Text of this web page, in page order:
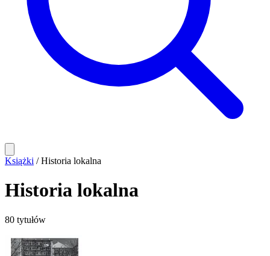
Książki / Historia lokalna
Historia lokalna
80 tytułów